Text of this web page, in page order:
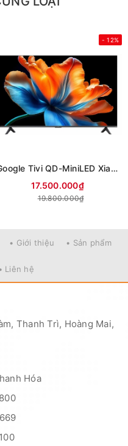
- 12%
Google Tivi QD-MiniLED Xiaomi S 4K 75 inch L75MC-SSEA (Mới 2026)
17.500.000₫
19.800.000₫
• Giới thiệu • Sản phẩm
Liên hệ
Thanh Trì, Hoàng Mai,
Hóa